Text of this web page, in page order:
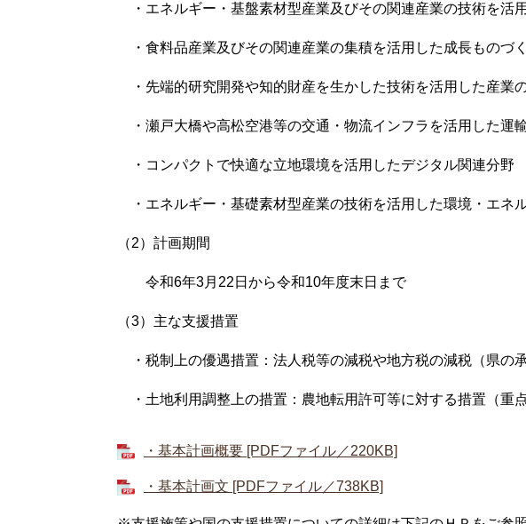
・エネルギー・基盤素材型産業及びその関連産業の技術を活
・食料品産業及びその関連産業の集積を活用した成長ものづ
・先端的研究開発や知的財産を生かした技術を活用した産業
・瀬戸大橋や高松空港等の交通・物流インフラを活用した運
・コンパクトで快適な立地環境を活用したデジタル関連分野
・エネルギー・基礎素材型産業の技術を活用した環境・エネ
（2）計画期間
令和6年3月22日から令和10年度末日まで
（3）主な支援措置
・税制上の優遇措置：法人税等の減税や地方税の減税（県の
・土地利用調整上の措置：農地転用許可等に対する措置（重
・基本計画概要 [PDFファイル／220KB]
・基本計画文 [PDFファイル／738KB]